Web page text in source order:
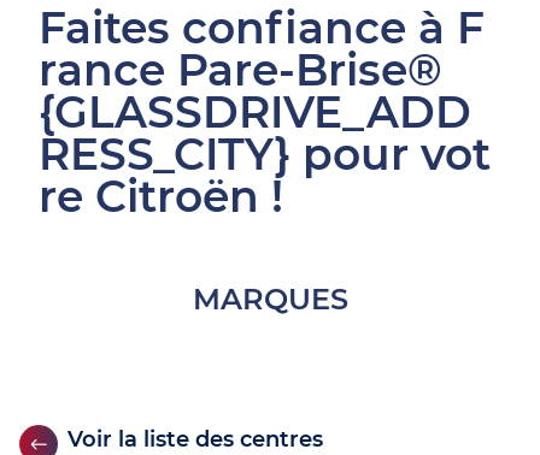
Faites confiance à F
rance Pare-Brise®
{GLASSDRIVE_ADD
RESS_CITY} pour vot
re Citroën !
MARQUES
Voir la liste des centres